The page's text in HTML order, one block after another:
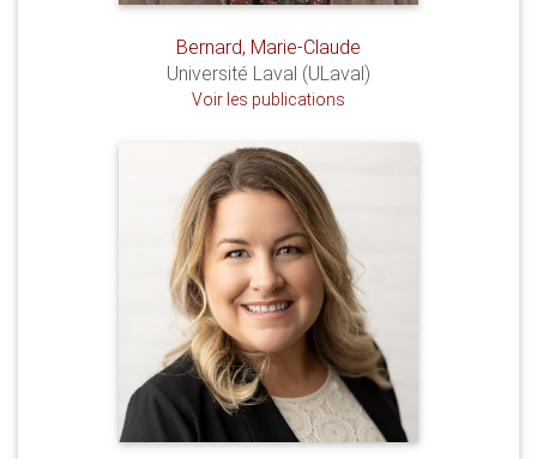
Bernard, Marie-Claude
Université Laval (ULaval)
Voir les publications